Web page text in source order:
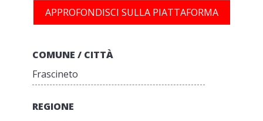
APPROFONDISCI SULLA PIATTAFORMA
COMUNE / CITTÀ
Frascineto
REGIONE